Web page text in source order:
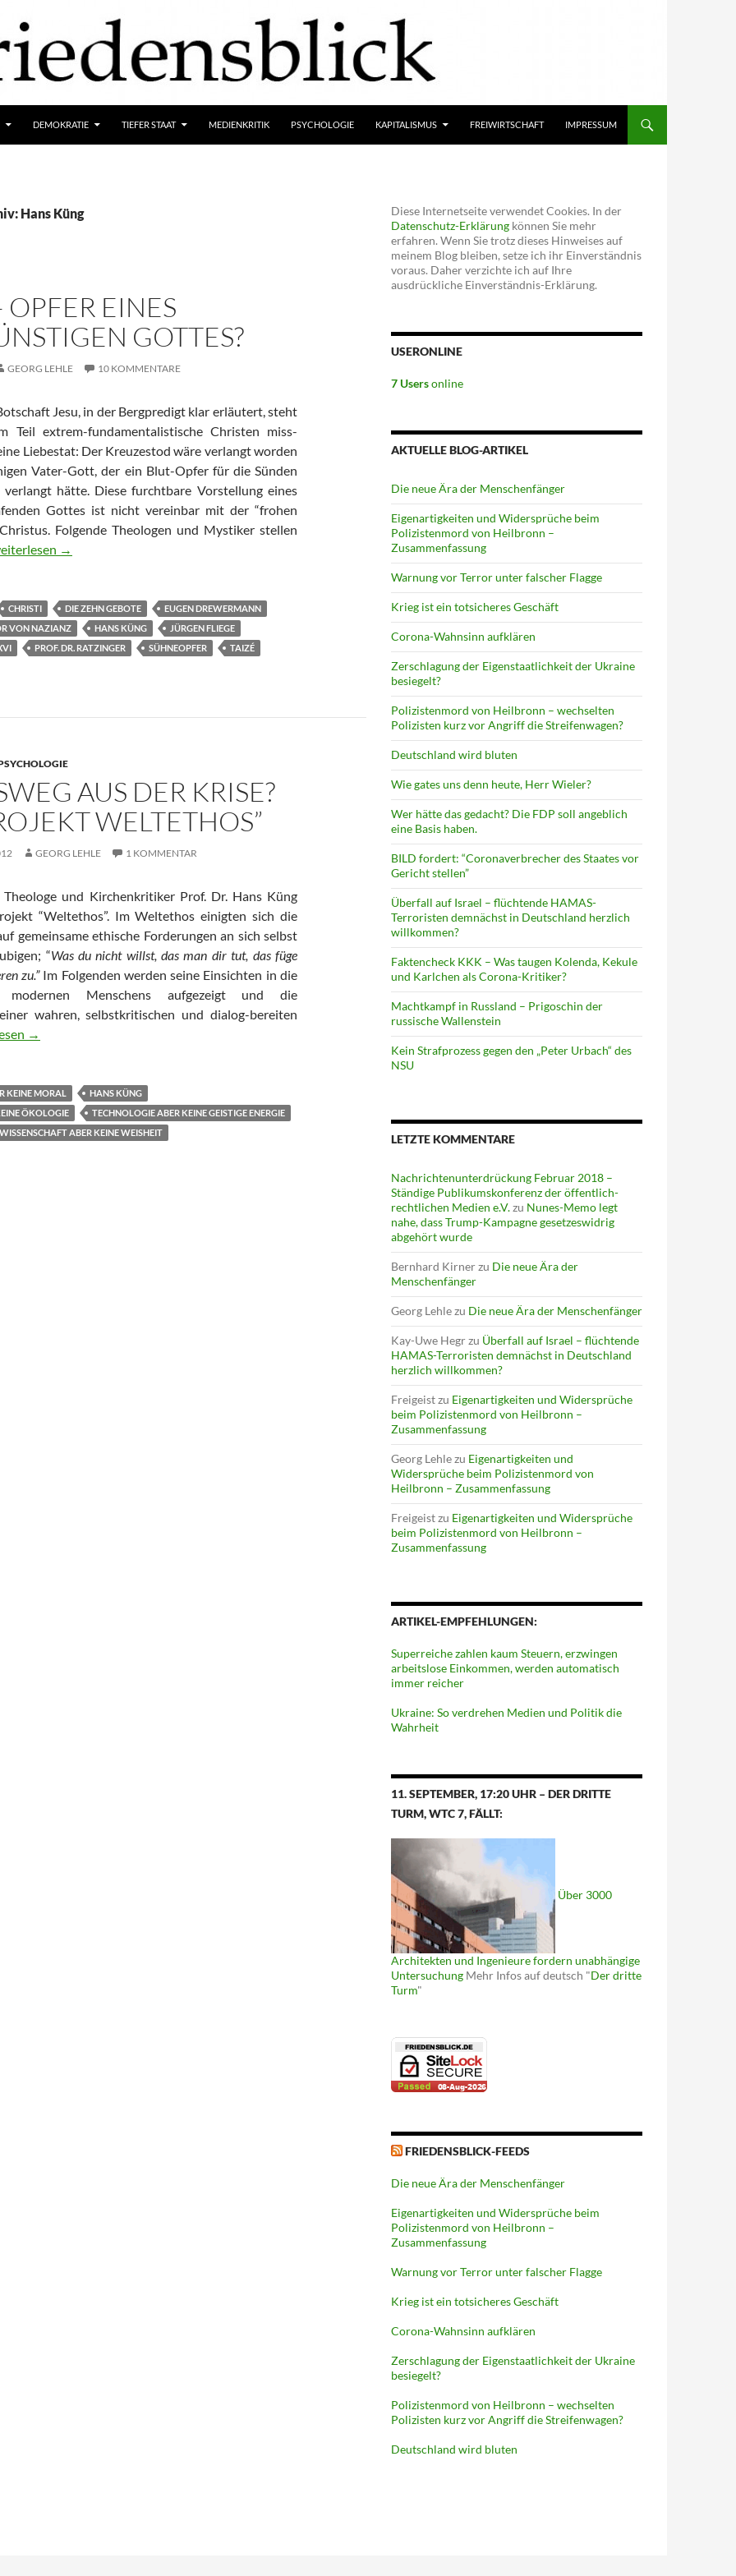
DEMOKRATIE TIEFER STAAT MEDIENKRITIK PSYCHOLOGIE KAPITALISMUS FREIWIRTSCHAFT IMPRESSUM
Hans Küng
OPFER EINES
GOTTES?
GEORG LEHLE 10 KOMMENTARE
Jesu, in der Bergpredigt klar erläutert, steht
Teil extrem-fundamentalistische Christen miss-
Liebestat: Der Kreuzestod wäre verlangt worden
Vater-Gott, der ein Blut-Opfer für die Sünden
hätte. Diese furchtbare Vorstellung eines
Gottes ist nicht vereinbar mit der “frohen
Folgende Theologen und Mystiker stellen
– Opfer eines blutrünstigen Gottes?
→
CHRISTI DIE ZEHN GEBOTE
EUGEN DREWERMANN
VON NAZIANZ HANS KÜNG
JÜRGEN FLIEGE
PROF. DR. RATZINGER SÜHNEOPFER
TAIZÉ
AUS DER KRISE?
WELTETHOS”
GEORG LEHLE 1 KOMMENTAR
und Kirchenkritiker Prof. Dr. Hans Küng
“Weltethos”. Im Weltethos einigten sich die
gemeinsame ethische Forderungen an sich selbst
“Was du nicht willst, das man dir tut, das füge
zu.” Im Folgenden werden seine Einsichten in die
modernen Menschens aufgezeigt und die
wahren, selbstkritischen und dialog-bereiten
aus der Krise? Das “Projekt Weltethos”
→
KEINE MORAL
HANS KÜNG
ÖKOLOGIE
TECHNOLOGIE ABER KEINE GEISTIGE ENERGIE
WISSENSCHAFT ABER KEINE WEISHEIT
Diese Internetseite verwendet Cookies. In der
Datenschutz-Erklärung können Sie mehr
erfahren. Wenn Sie trotz dieses Hinweises auf
meinem Blog bleiben, setze ich ihr Einverständnis
voraus. Daher verzichte ich auf Ihre
ausdrückliche Einverständnis-Erklärung.
USERONLINE
7 Usersonline
AKTUELLE BLOG-ARTIKEL
Die neue Ära der Menschenfänger
Eigenartigkeiten und Widersprüche beim
Polizistenmord von Heilbronn –
Zusammenfassung
Warnung vor Terror unter falscher Flagge
Krieg ist ein totsicheres Geschäft
Corona-Wahnsinn aufklären
Zerschlagung der Eigenstaatlichkeit der Ukraine
besiegelt?
Polizistenmord von Heilbronn – wechselten
Polizisten kurz vor Angriff die Streifenwagen?
Deutschland wird bluten
Wie gates uns denn heute, Herr Wieler?
Wer hätte das gedacht? Die FDP soll angeblich
eine Basis haben.
BILD fordert: “Coronaverbrecher des Staates vor
Gericht stellen”
Überfall auf Israel – flüchtende HAMAS-
Terroristen demnächst in Deutschland herzlich
willkommen?
Faktencheck KKK – Was taugen Kolenda, Kekule
und Karlchen als Corona-Kritiker?
Machtkampf in Russland – Prigoschin der
russische Wallenstein
Kein Strafprozess gegen den „Peter Urbach“ des
NSU
LETZTE KOMMENTARE
Nachrichtenunterdrückung Februar 2018 –
Ständige Publikumskonferenz der öffentlich-
rechtlichen Medien e.V.zu Nunes-Memo legt
nahe, dass Trump-Kampagne gesetzeswidrig
abgehört wurde
Bernhard Kirnerzu Die neue Ära der
Menschenfänger
Georg Lehlezu Die neue Ära der Menschenfänger
Kay-Uwe Hegrzu Überfall auf Israel – flüchtende
HAMAS-Terroristen demnächst in Deutschland
herzlich willkommen?
Freigeistzu Eigenartigkeiten und Widersprüche
beim Polizistenmord von Heilbronn –
Zusammenfassung
Georg Lehlezu Eigenartigkeiten und
Widersprüche beim Polizistenmord von
Heilbronn – Zusammenfassung
Freigeistzu Eigenartigkeiten und Widersprüche
beim Polizistenmord von Heilbronn –
Zusammenfassung
ARTIKEL-EMPFEHLUNGEN:
Superreiche zahlen kaum Steuern, erzwingen
arbeitslose Einkommen, werden automatisch
immer reicher
Ukraine: So verdrehen Medien und Politik die
Wahrheit
11. SEPTEMBER, 17:20 UHR – DER DRITTE
TURM, WTC 7, FÄLLT:
Über 3000
Architekten und Ingenieure fordern unabhängige
Untersuchung Mehr Infos auf deutsch "Der dritte
Turm"
FRIEDENSBLICK-FEEDS
Die neue Ära der Menschenfänger
Eigenartigkeiten und Widersprüche beim
Polizistenmord von Heilbronn –
Zusammenfassung
Warnung vor Terror unter falscher Flagge
Krieg ist ein totsicheres Geschäft
Corona-Wahnsinn aufklären
Zerschlagung der Eigenstaatlichkeit der Ukraine
besiegelt?
Polizistenmord von Heilbronn – wechselten
Polizisten kurz vor Angriff die Streifenwagen?
Deutschland wird bluten